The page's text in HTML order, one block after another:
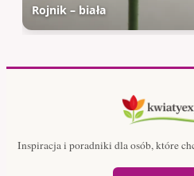
Rojnik – biała
Inspiracja i poradniki dla osób, które